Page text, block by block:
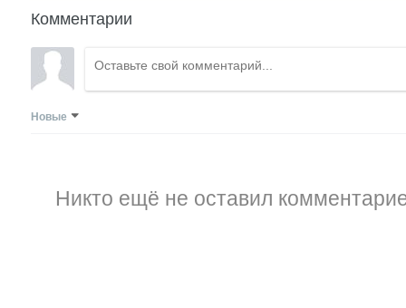
Комментарии
Новые
Никто ещё не оставил